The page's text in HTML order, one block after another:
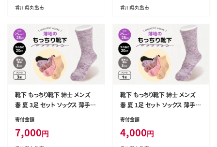
れ かわいい 履き心地 日常 プレ
香川県丸亀市
れ かわいい 履き心地 日常 プレ
香川県丸亀市
靴下 もっちり靴下 紳士 メンズ
春 夏 3足 セット ソックス 薄手
蒸れない 爽やか もっちり 靴下 く
つした くつ下 ソックス 足元 ビジ
ネス シンプル カジュアル おしゃ
寄付金額
7,000円
靴下 もっちり靴下 紳士 メンズ
春 夏 1足 セット ソックス 薄手
蒸れない 爽やか もっちり 靴下 く
つした くつ下 ソックス 足元 ビジ
ネス シンプル カジュアル おしゃ
寄付金額
4,000円